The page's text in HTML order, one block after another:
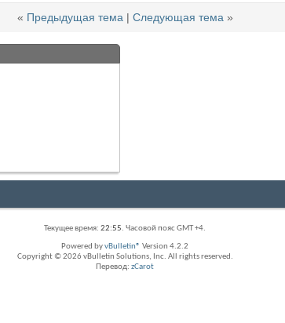
« Предыдущая тема| Следующая тема »
Текущее время: 22:55. Часовой пояс GMT +4.
Powered byvBulletin® Version 4.2.2
Copyright © 2026 vBulletin Solutions, Inc. All rights reserved.
Перевод: zCarot